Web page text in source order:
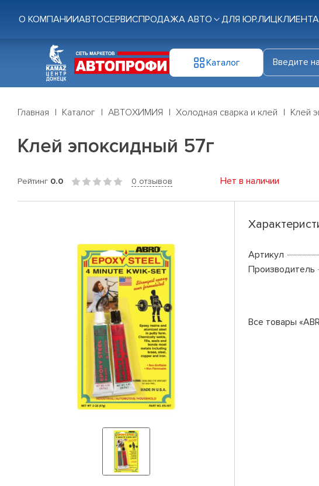
О КОМПАНИИАВТОСЕРВИСПРОДАЖА АВТО ДЛЯ ЮР.ЛИЦ
Каталог
Главная Каталог АВТОХИМИЯ Холодная сварка и клей Клей
Клей эпоксидный 57г
Рейтинг 0.0 0 отзывов Нет в наличии
Артикул
Производитель
Все товары